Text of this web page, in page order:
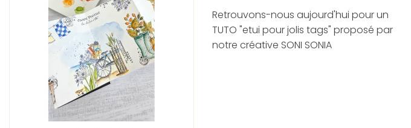
Retrouvons-nous aujourd'hui pour un
TUTO "etui pour jolis tags" proposé par
notre créative SONI SONIA